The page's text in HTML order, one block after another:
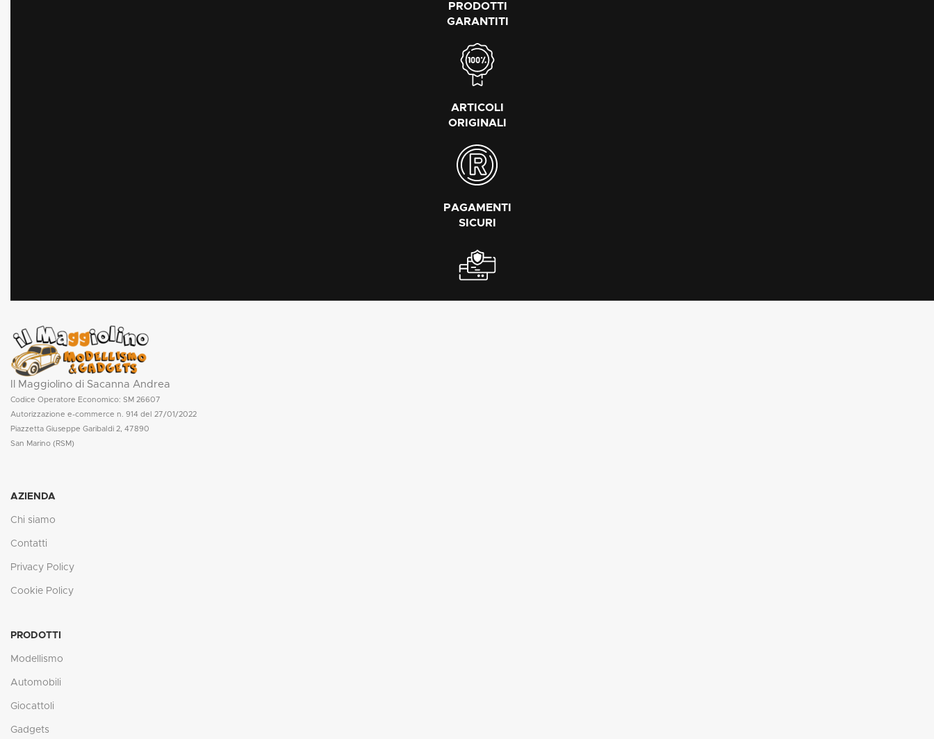
PRODOTTI
GARANTITI
ARTICOLI
ORIGINALI
PAGAMENTI
SICURI
Il Maggiolino di Sacanna Andrea
Codice Operatore Economico: SM 26607
Autorizzazione e-commerce n. 914 del 27/01/2022
Piazzetta Giuseppe Garibaldi 2, 47890
San Marino (RSM)
AZIENDA
Chi siamo
Contatti
Privacy Policy
Cookie Policy
PRODOTTI
Modellismo
Automobili
Giocattoli
Gadgets